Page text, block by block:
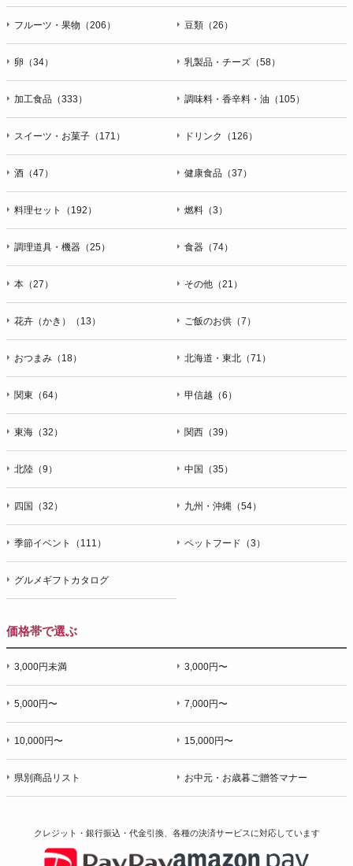
フルーツ・果物（206） 豆類（26）
卵（34） 乳製品・チーズ（58）
加工食品（333） 調味料・香辛料・油（105）
スイーツ・お菓子（171） ドリンク（126）
酒（47） 健康食品（37）
料理セット（192） 燃料（3）
調理道具・機器（25） 食器（74）
本（27） その他（21）
花卉（かき）（13） ご飯のお供（7）
おつまみ（18） 北海道・東北（71）
関東（64） 甲信越（6）
東海（32） 関西（39）
北陸（9） 中国（35）
四国（32） 九州・沖縄（54）
季節イベント（111） ペットフード（3）
グルメギフトカタログ
価格帯で選ぶ
3,000円未満 3,000円〜
5,000円〜 7,000円〜
10,000円〜 15,000円〜
県別商品リスト お中元・お歳暮ご贈答マナー
クレジット・銀行振込・代金引換、各種の決済サービスに対応しています